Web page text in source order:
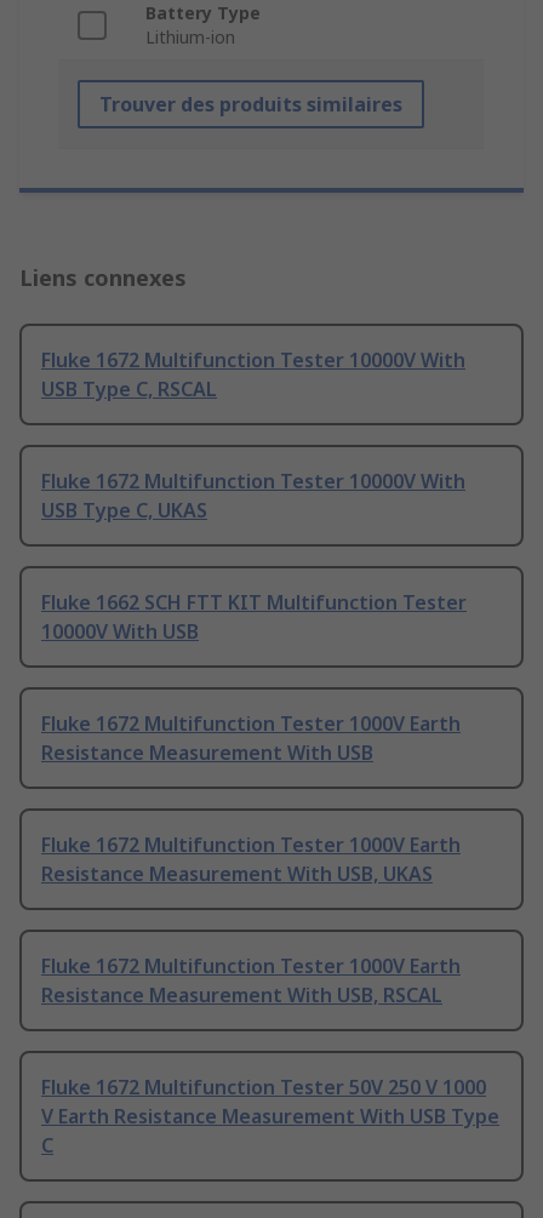
Battery Type
Lithium-ion
Trouver des produits similaires
Liens connexes
Fluke 1672 Multifunction Tester 10000V With
USB Type C, RSCAL
Fluke 1672 Multifunction Tester 10000V With
USB Type C, UKAS
Fluke 1662 SCH FTT KIT Multifunction Tester
10000V With USB
Fluke 1672 Multifunction Tester 1000V Earth
Resistance Measurement With USB
Fluke 1672 Multifunction Tester 1000V Earth
Resistance Measurement With USB, UKAS
Fluke 1672 Multifunction Tester 1000V Earth
Resistance Measurement With USB, RSCAL
Fluke 1672 Multifunction Tester 50V 250 V 1000
V Earth Resistance Measurement With USB Type
C